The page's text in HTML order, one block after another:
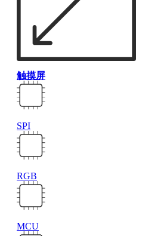
触摸屏
SPI
RGB
MCU